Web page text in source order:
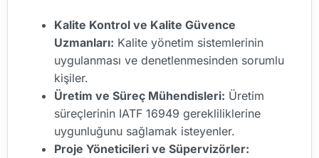
Kalite Kontrol ve Kalite Güvence
Uzmanları: Kalite yönetim sistemlerinin
uygulanması ve denetlenmesinden sorumlu
kişiler.
Üretim ve Süreç Mühendisleri: Üretim
süreçlerinin IATF 16949 gerekliliklerine
uygunluğunu sağlamak isteyenler.
Proje Yöneticileri ve Süpervizörler: